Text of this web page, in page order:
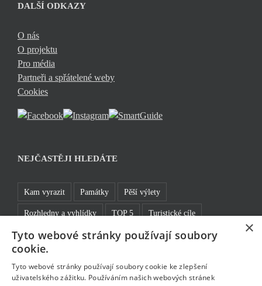
DALŠÍ ODKAZY
O nás
O projektu
Pro média
Partneři a spřátelené weby
Cookies
NEJČASTĚJI HLEDÁTE
Kam vyrazit Památky Pěší výlety
Rozhledny a vyhlídky TOP 5 Turistické cíle
Sklo a bižuterie Jablonecká přehrada Rozhledny
Bavte se v Jablonci
×
Tyto webové stránky používají soubory
cookie.
Tyto webové stránky používají soubory cookie ke zlepšení
uživatelského zážitku. Používáním našich webových stránek